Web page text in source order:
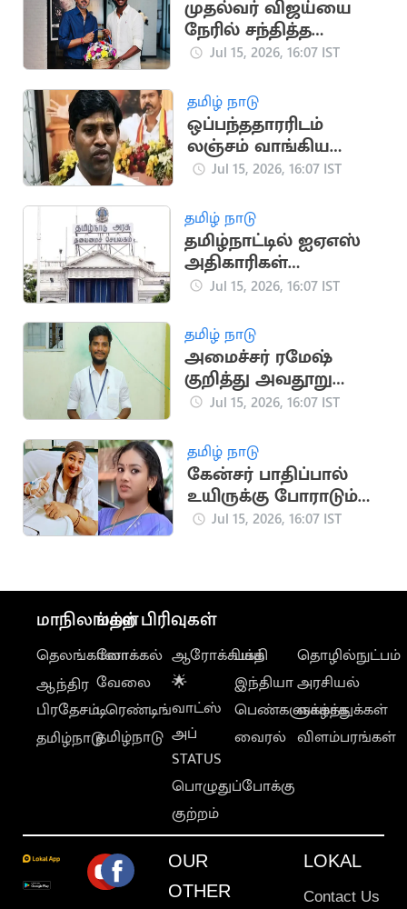
முதல்வர் விஜய்யை
நேரில் சந்தித்த
கிரிக்கெட் வீரர் சாய்
Jul 15, 2026, 16:07 IST
தமிழ் நாடு
ஒப்பந்ததாரரிடம்
லஞ்சம் வாங்கிய
தவெக ஊராட்சித்
Jul 15, 2026, 16:07 IST
தமிழ் நாடு
தமிழ்நாட்டில் ஐஏஎஸ்
அதிகாரிகள்
இடமாற்றம்: புதிய
Jul 15, 2026, 16:07 IST
தமிழ் நாடு
அமைச்சர் ரமேஷ்
குறித்து அவதூறு
பரப்பியதாக 3 பேர் மீது
Jul 15, 2026, 16:07 IST
தமிழ் நாடு
கேன்சர் பாதிப்பால்
உயிருக்கு போராடும்
பிரபல நடிகை உமா
Jul 15, 2026, 16:07 IST
மாநிலங்கள்
தெலங்கானா
ஆந்திர
பிரதேசம்
தமிழ்நாடு
மற்ற பிரிவுகள்
லோக்கல்
வேலை
டிரெண்டிங்
தமிழ்நாடு
ஆரோக்கியம்
🌟
வாட்ஸ்
அப்
STATUS
பொழுதுப்போக்கு
குற்றம்
பக்தி
இந்தியா
பெண்களுக்காக
வைரல்
தொழில்நுட்பம்
அரசியல்
வாழ்த்துக்கள்
விளம்பரங்கள்
OUR
OTHER
LOKAL
Contact Us